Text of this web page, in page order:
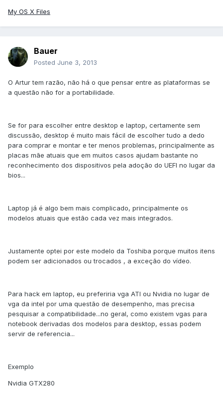
My OS X Files
Bauer
Posted June 3, 2013
O Artur tem razão, não há o que pensar entre as plataformas se
a questão não for a portabilidade.
Se for para escolher entre desktop e laptop, certamente sem
discussão, desktop é muito mais fácil de escolher tudo a dedo
para comprar e montar e ter menos problemas, principalmente as
placas mãe atuais que em muitos casos ajudam bastante no
reconhecimento dos dispositivos pela adoção do UEFI no lugar da
bios...
Laptop já é algo bem mais complicado, principalmente os
modelos atuais que estão cada vez mais integrados.
Justamente optei por este modelo da Toshiba porque muitos itens
podem ser adicionados ou trocados , a exceção do vídeo.
Para hack em laptop, eu preferiria vga ATI ou Nvidia no lugar de
vga da intel por uma questão de desempenho, mas precisa
pesquisar a compatibilidade...no geral, como existem vgas para
notebook derivadas dos modelos para desktop, essas podem
servir de referencia...
Exemplo
Nvidia GTX280